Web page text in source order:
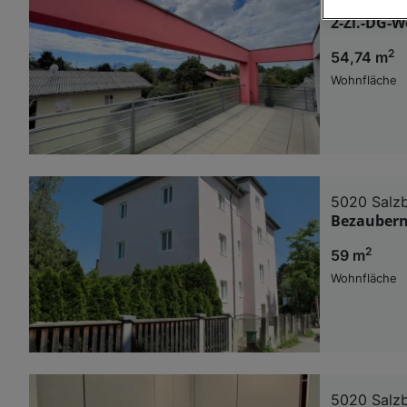
2-Zi.-DG-
54,74 m2
Wohnfläche
5020
59 m2
Wohnfläche
5020
Wir und